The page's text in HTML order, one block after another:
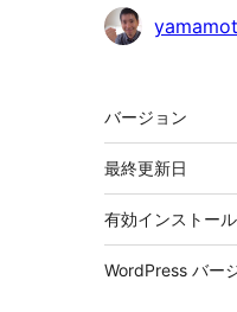
者
メ
タ
バージョン
最終更新日
有効インストー
WordPress バー